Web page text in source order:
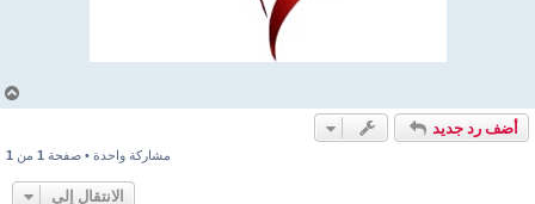
أضف رد جديد
مشاركة واحدة • صفحة 1 من 1
الانتقال إلى